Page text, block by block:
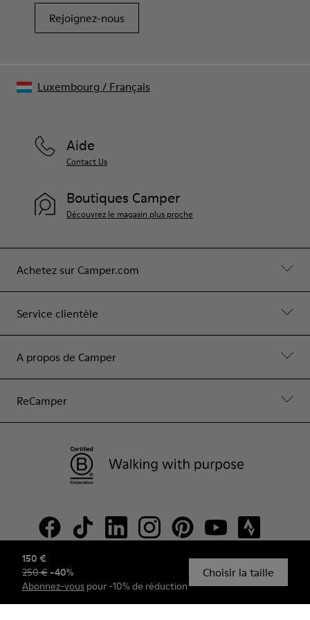
150 €
250 € -40%
Abonnez-vous pour -10% de réduction
Choisir la taille
Rejoignez-nous
Achetez sur Camper.com
Service clientèle
A propos de Camper
ReCamper
Aide
Contact Us
Boutiques Camper
Découvrez le magasin plus proche
© Camper, 2026
Luxembourg / Français